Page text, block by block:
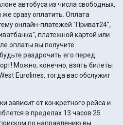
автобуса из числа свободных,
сразу оплатить. Оплата
онлайн-платежей "Приват24",
платежной картой или
раздрочить его перед
Можно, конечно, взять билеты
Eurolines, тогда вас обслужит
зависит от конкретного рейса и
в пределах 13 часов 25